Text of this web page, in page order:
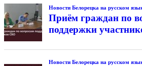
Новости Белорецка на русском
Приём граждан по
поддержки
Новости Белорецка на русском